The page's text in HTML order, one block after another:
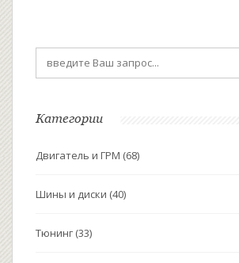
Категории
Двигатель и ГРМ (68)
Шины и диски (40)
Тюнинг (33)